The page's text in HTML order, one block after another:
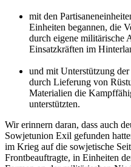
mit den
Einheiten begannen, die
durch eigene militärische
Einsatzkräften im
und mit Unterstützung
durch Lieferung von
Materialien die
unterstützten.
Wir erinnern daran, dass auch
Sowjetunion Exil gefunden
im Krieg auf die sowjetische
Frontbeauftragte, in Einheiten